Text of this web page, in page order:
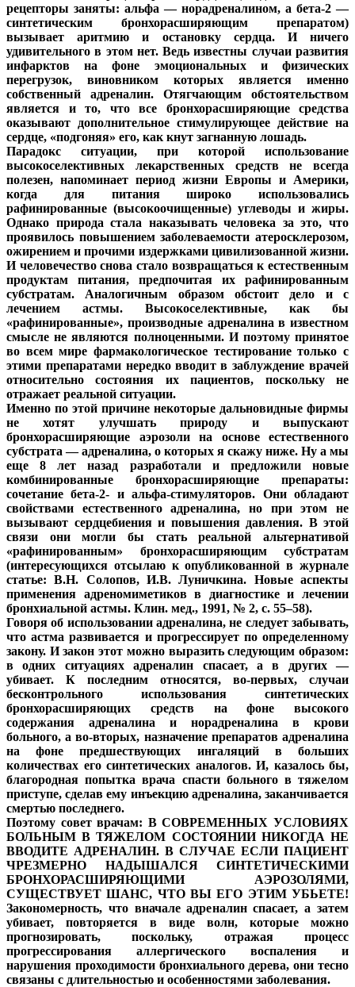
рецепторы заняты: альфа — норадреналином, а бета-2 —
синтетическим бронхорасширяющим препаратом)
вызывает аритмию и остановку сердца. И ничего
удивительного в этом нет. Ведь известны случаи развития
инфарктов на фоне эмоциональных и физических
перегрузок, виновником которых является именно
собственный адреналин. Отягчающим обстоятельством
является и то, что все бронхорасширяющие средства
оказывают дополнительное стимулирующее действие на
сердце, «подгоняя» его, как кнут загнанную лошадь.
Парадокс ситуации, при которой использование
высокоселективных лекарственных средств не всегда
полезен, напоминает период жизни Европы и Америки,
когда для питания широко использовались
рафинированные (высокоочищенные) углеводы и жиры.
Однако природа стала наказывать человека за это, что
проявилось повышением заболеваемости атеросклерозом,
ожирением и прочими издержками цивилизованной жизни.
И человечество снова стало возвращаться к естественным
продуктам питания, предпочитая их рафинированным
субстратам. Аналогичным образом обстоит дело и с
лечением астмы. Высокоселективные, как бы
«рафинированные», производные адреналина в известном
смысле не являются полноценными. И поэтому принятое
во всем мире фармакологическое тестирование только с
этими препаратами нередко вводит в заблуждение врачей
относительно состояния их пациентов, поскольку не
отражает реальной ситуации.
Именно по этой причине некоторые дальновидные фирмы
не хотят улучшать природу и выпускают
бронхорасширяющие аэрозоли на основе естественного
субстрата — адреналина, о которых я скажу ниже. Ну а мы
еще 8 лет назад разработали и предложили новые
комбинированные бронхорасширяющие препараты:
сочетание бета-2- и альфа-стимуляторов. Они обладают
свойствами естественного адреналина, но при этом не
вызывают сердцебиения и повышения давления. В этой
связи они могли бы стать реальной альтернативой
«рафинированным» бронхорасширяющим субстратам
(интересующихся отсылаю к опубликованной в журнале
статье: В.Н. Солопов, И.В. Луничкина. Новые аспекты
применения адреномиметиков в диагностике и лечении
бронхиальной астмы. Клин. мед., 1991, № 2, с. 55–58).
Говоря об использовании адреналина, не следует забывать,
что астма развивается и прогрессирует по определенному
закону. И закон этот можно выразить следующим образом:
в одних ситуациях адреналин спасает, а в других —
убивает. К последним относятся, во-первых, случаи
бесконтрольного использования синтетических
бронхорасширяющих средств на фоне высокого
содержания адреналина и норадреналина в крови
больного, а во-вторых, назначение препаратов адреналина
на фоне предшествующих ингаляций в больших
количествах его синтетических аналогов. И, казалось бы,
благородная попытка врача спасти больного в тяжелом
приступе, сделав ему инъекцию адреналина, заканчивается
смертью последнего.
Поэтому совет врачам: В СОВРЕМЕННЫХ УСЛОВИЯХ
БОЛЬНЫМ В ТЯЖЕЛОМ СОСТОЯНИИ НИКОГДА НЕ
ВВОДИТЕ АДРЕНАЛИН. В СЛУЧАЕ ЕСЛИ ПАЦИЕНТ
ЧРЕЗМЕРНО НАДЫШАЛСЯ СИНТЕТИЧЕСКИМИ
БРОНХОРАСШИРЯЮЩИМИ АЭРОЗОЛЯМИ,
СУЩЕСТВУЕТ ШАНС, ЧТО ВЫ ЕГО ЭТИМ УБЬЕТЕ!
Закономерность, что вначале адреналин спасает, а затем
убивает, повторяется в виде волн, которые можно
прогнозировать, поскольку, отражая процесс
прогрессирования аллергического воспаления и
нарушения проходимости бронхиального дерева, они тесно
связаны с длительностью и особенностями заболевания.